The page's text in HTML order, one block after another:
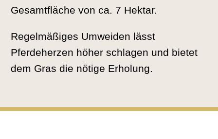
Gesamtfläche von ca. 7 Hektar.
Regelmäßiges Umweiden lässt
Pferdeherzen höher schlagen und bietet
dem Gras die nötige Erholung.